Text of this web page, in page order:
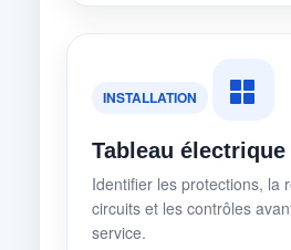
INSTALLATION
Tableau électrique
Identifier les protections, la
circuits et les contrôles
service.